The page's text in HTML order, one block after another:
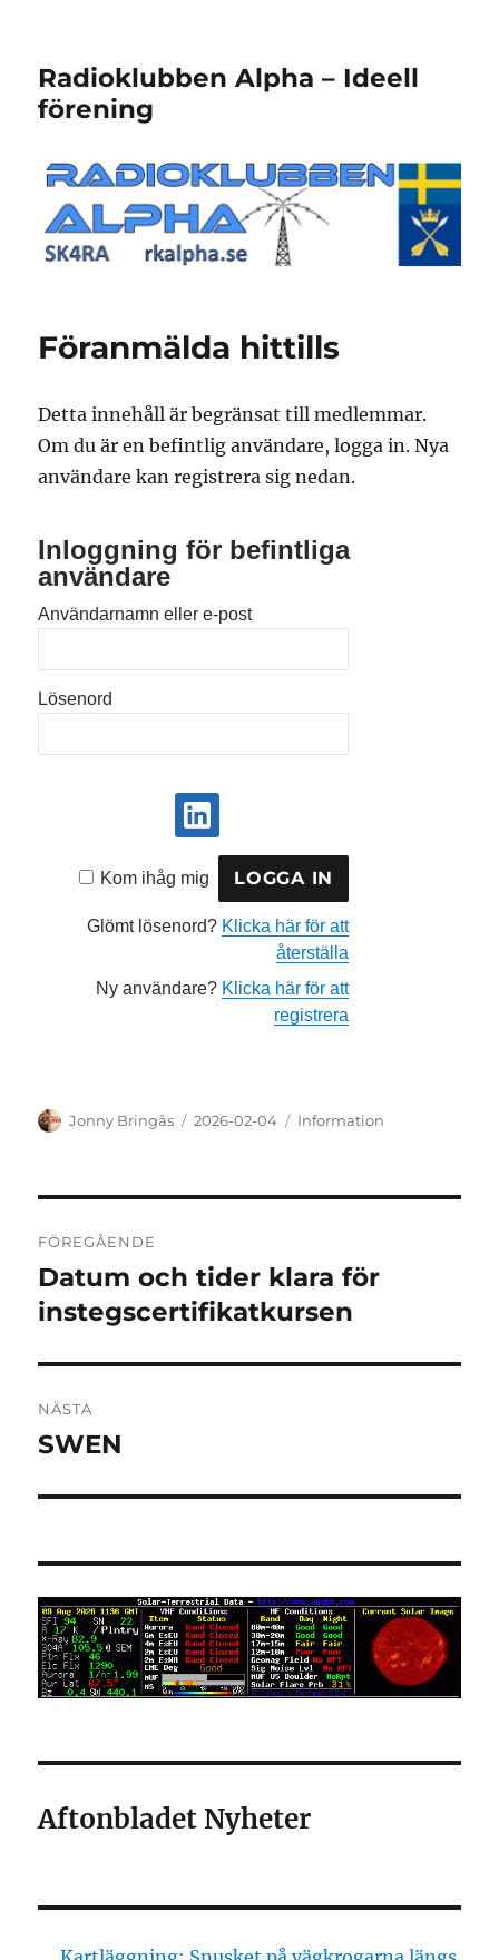
Radioklubben Alpha – Ideell
förening
Föranmälda hittills
Detta innehåll är begränsat till medlemmar.
Om du är en befintlig användare, logga in. Nya
användare kan registrera sig nedan.
Inloggning för befintliga
användare
Användarnamn eller e-post
Lösenord
Kom ihåg mig
Glömt lösenord? Klicka här för att
återställa
Ny användare? Klicka här för att
registrera
Författare
Jonny Bringås
Publicerat
2026-02-04 Kategorier
Information
FÖREGÅENDE
Föregående
inlägg:
Datum och tider klara för
instegscertifikatkursen
NÄSTA
Nästa
SWEN
Aftonbladet Nyheter